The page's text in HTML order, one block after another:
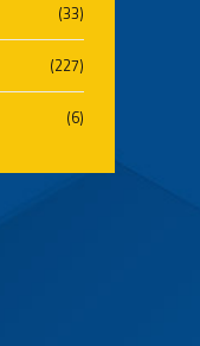
(33)
(227)
(6)